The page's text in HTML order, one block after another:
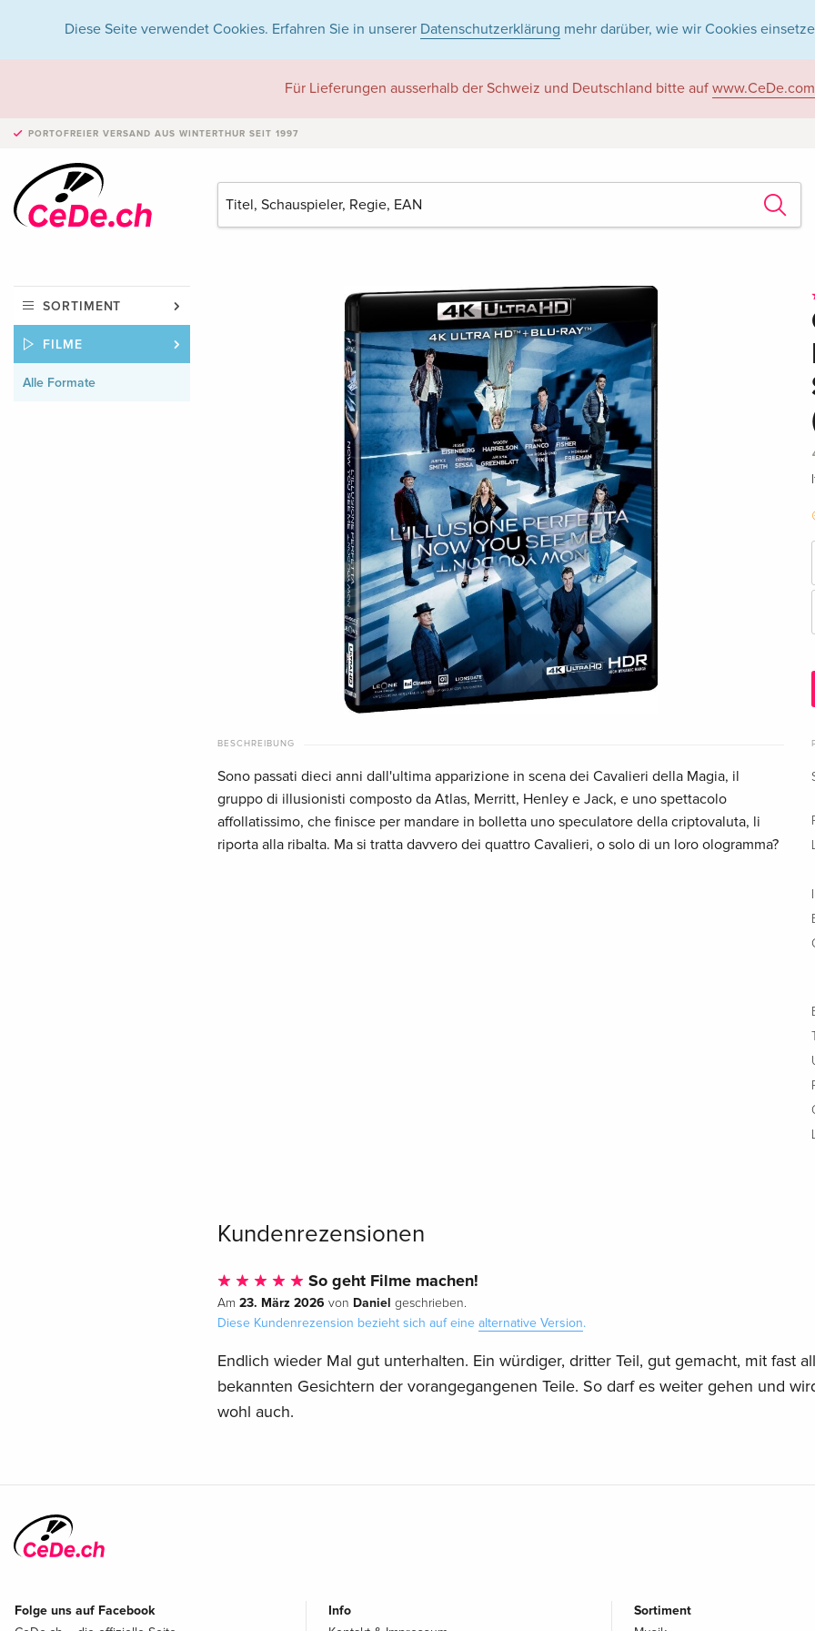
Diese Seite verwendet Cookies. Erfahren Sie in unserer Datenschutzerklärung mehr darüber, wie wir Cookies
Für Lieferungen ausserhalb der Schweiz und Deutschland bitte auf www.CeDe.com
PORTOFREIER VERSAND AUS WINTERTHUR SEIT 1997
SORTIMENT
FILME
Alle Formate
BESCHREIBUNG
Sono passati dieci anni dall'ultima apparizione in scena dei Cavalieri della Magia, il
gruppo di illusionisti composto da Atlas, Merritt, Henley e Jack, e uno spettacolo
affollatissimo, che finisce per mandare in bolletta uno speculatore della criptovaluta, li
riporta alla ribalta. Ma si tratta davvero dei quattro Cavalieri, o solo di un loro ologramma?
Kundenrezensionen
So geht Filme machen!
Am 23. März 2026 von Daniel geschrieben.
Diese Kundenrezension bezieht sich auf eine alternative Version.
Endlich wieder Mal gut unterhalten. Ein würdiger, dritter Teil, gut gemacht, mit fast
bekannten Gesichtern der vorangegangenen Teile. So darf es weiter gehen und
wohl auch.
Folge uns auf Facebook
Info
Sortiment